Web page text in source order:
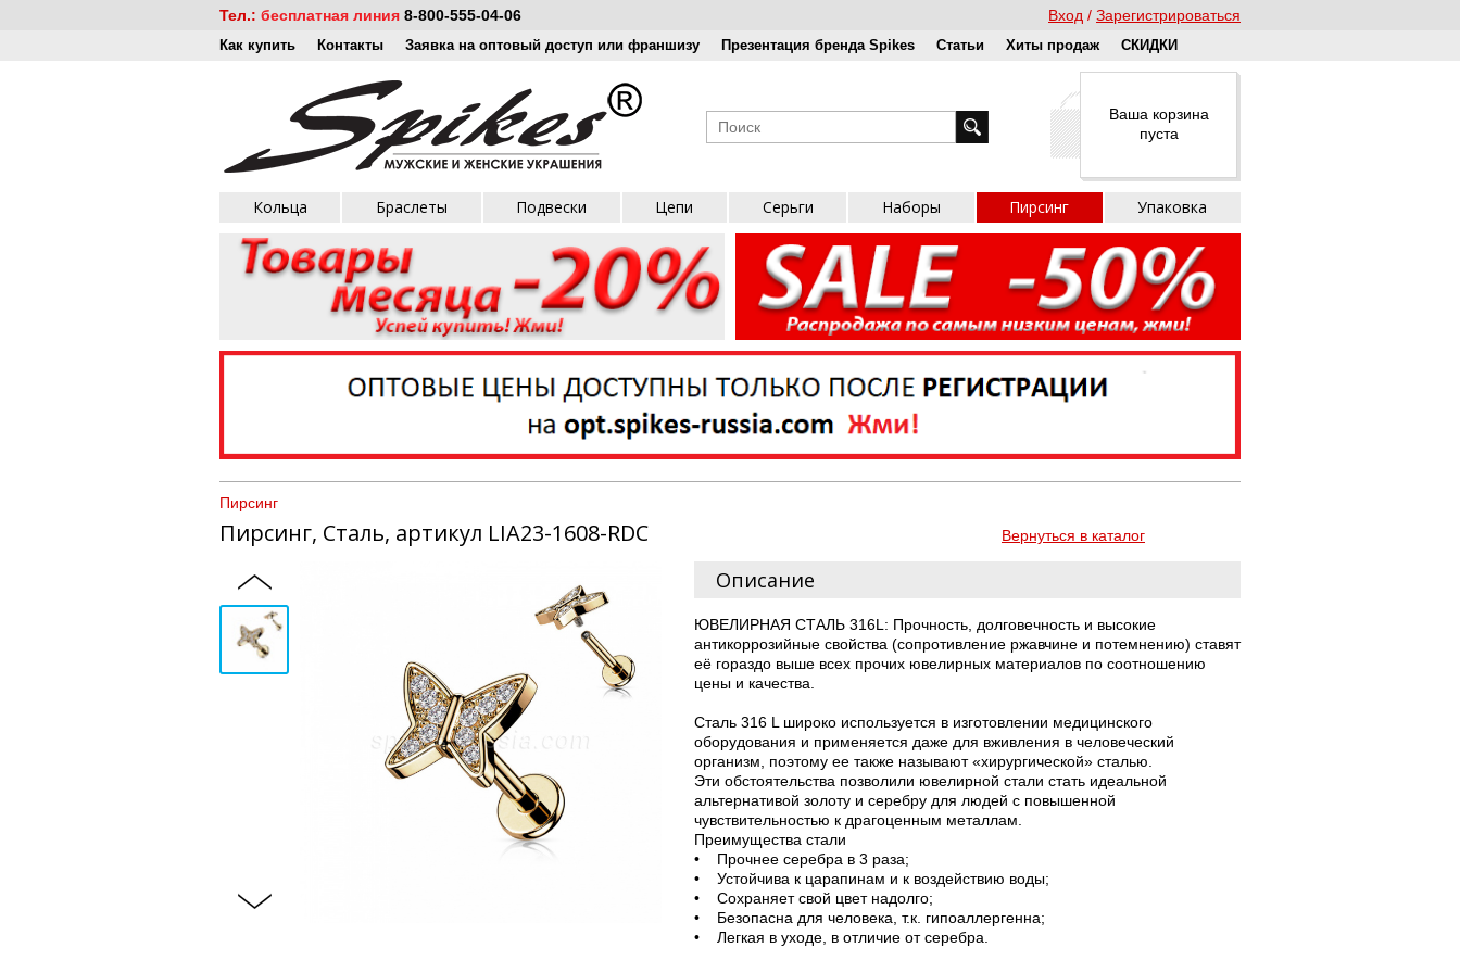
Тел.: бесплатная линия 8-800-555-04-06 Вход Зарегистрироваться
Как купить Контакты Заявка на оптовый доступ или франшизу Презентация бренда Spikes Статьи Хиты продаж СКИДКИ
Ваша корзина
пуста
Кольца Браслеты Подвески Цепи Серьги Наборы Пирсинг Упаковка
Пирсинг
Пирсинг, Сталь, артикул LIA23-1608-RDC Вернуться в каталог
Описание
ЮВЕЛИРНАЯ СТАЛЬ 316L: Прочность, долговечность и высокие
антикоррозийные свойства (сопротивление ржавчине и потемнению) ставят
её гораздо выше всех прочих ювелирных материалов по соотношению
цены и качества.
Сталь 316 L широко используется в изготовлении медицинского
оборудования и применяется даже для вживления в человеческий
организм, поэтому ее также называют «хирургической» сталью.
Эти обстоятельства позволили ювелирной стали стать идеальной
альтернативой золоту и серебру для людей с повышенной
чувствительностью к драгоценным металлам.
Преимущества стали
• Прочнее серебра в 3 раза;
• Устойчива к царапинам и к воздействию воды;
• Сохраняет свой цвет надолго;
• Безопасна для человека, т.к. гипоаллергенна;
• Легкая в уходе, в отличие от серебра.